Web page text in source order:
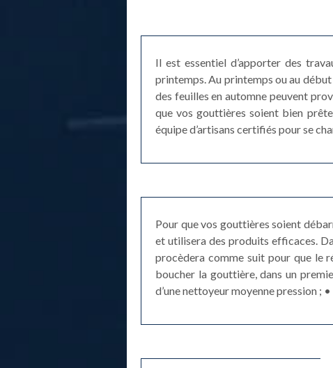
Il est essentiel d’apporter des
printemps. Au printemps ou au
des feuilles en automne peuvent
que vos gouttières soient bien
équipe d’artisans certifiés pour se
Pour que vos gouttières soient
et utilisera des produits efficaces.
procèdera comme suit pour que le
boucher la gouttière, dans un
d’une nettoyeur moyenne pression ;